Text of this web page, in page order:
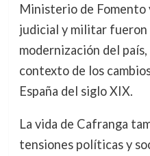
Ministerio de Fomento
judicial y militar fueron
modernización del
contexto de los
España del siglo XIX.
La vida de Cafranga
tensiones políticas y